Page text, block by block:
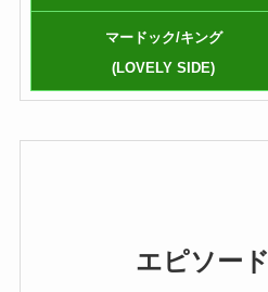
マードック/キング
(LOVELY SIDE)
エピソー